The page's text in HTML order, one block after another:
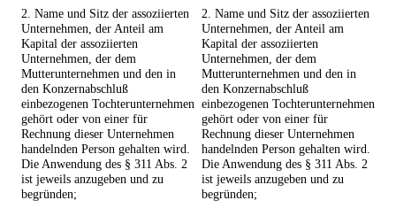
2. Name und Sitz der assoziierten
Unternehmen, der Anteil am
Kapital der assoziierten
Unternehmen, der dem
Mutterunternehmen und den in
den Konzernabschluß
einbezogenen Tochterunternehmen
gehört oder von einer für
Rechnung dieser Unternehmen
handelnden Person gehalten wird.
Die Anwendung des § 311 Abs. 2
ist jeweils anzugeben und zu
begründen;
2. Name und Sitz der assoziierten
Unternehmen, der Anteil am
Kapital der assoziierten
Unternehmen, der dem
Mutterunternehmen und den in
den Konzernabschluß
einbezogenen Tochterunternehmen
gehört oder von einer für
Rechnung dieser Unternehmen
handelnden Person gehalten wird.
Die Anwendung des § 311 Abs. 2
ist jeweils anzugeben und zu
begründen;